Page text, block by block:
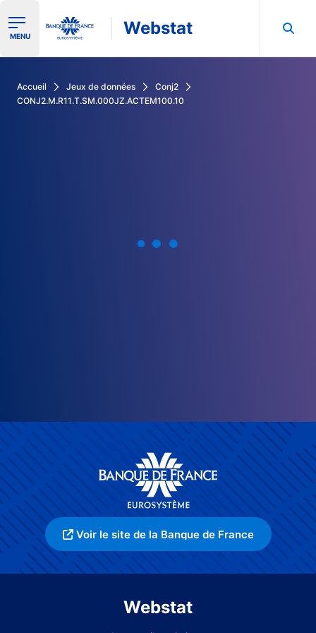
Ouvrir le menu de navigation
MENU Webstat
Accueil Jeux de données
Conj2
CONJ2.M.R11.T.SM.000JZ.ACTEM100.10
Voir le site de la Banque de France
Webstat